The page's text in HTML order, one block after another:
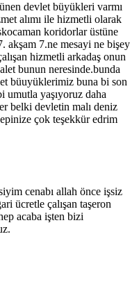
devlet büyükleri varmı
alımı ile hizmetli olarak
koridorlar üstüne
akşam 7.ne mesayi ne bişey
hizmetli arkadaş onun
bunun neresinde.bunda
büuyüklerimiz buna bi son
umutla yaşıyoruz daha
belki devletin malı deniz
çok teşekkür edrim
cenabı allah önce işsiz
ücretle çalışan taşeron
acaba işten bizi